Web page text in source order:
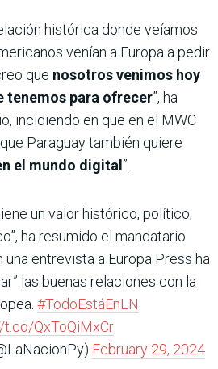
histórica donde veíamos
venían a Europa a pedir
que nosotros venimos hoy
tenemos para ofrecer”, ha
incidiendo en que en el MWC
Paraguay también quiere
el mundo digital ”.
tiene un valor histó­rico, político,
ha resumido el mandatario
una entrevista a Europa Press ha
las buenas relaciones con la
#TodoEstáEnLN
t.co/QxToQiMxCr
February 29, 2024